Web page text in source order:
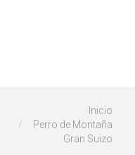
Inicio
Perro de Montaña
Gran Suizo